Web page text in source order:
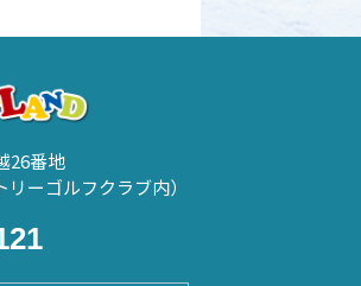
26番地
ーゴルフクラブ内）